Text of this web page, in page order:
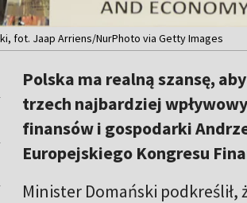
fot. Jaap Arriens/NurPhoto via Getty Images
Polska ma realną szansę,
trzech najbardziej
finansów i gospodarki
Europejskiego Kongresu
Minister Domański podkreślił,